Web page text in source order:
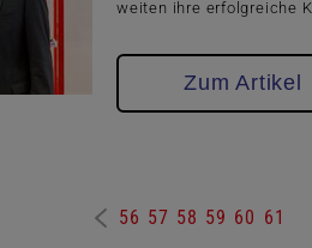
weiten ihre erfolgreiche
Zum Artikel
56 57 58 59 60 61